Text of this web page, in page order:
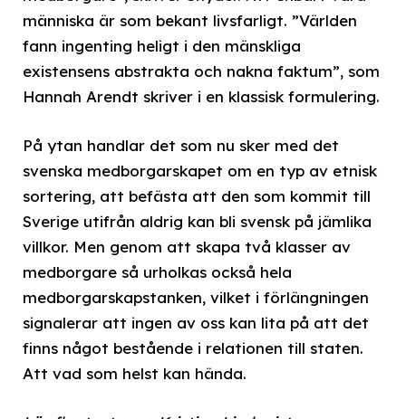
människa är som bekant livsfarligt. ”Världen
fann ingenting heligt i den mänskliga
existensens abstrakta och nakna faktum”, som
Hannah Arendt skriver i en klassisk formulering.
På ytan handlar det som nu sker med det
svenska medborgarskapet om en typ av etnisk
sortering, att befästa att den som kommit till
Sverige utifrån aldrig kan bli svensk på jämlika
villkor. Men genom att skapa två klasser av
medborgare så urholkas också hela
medborgarskapstanken, vilket i förlängningen
signalerar att ingen av oss kan lita på att det
finns något bestående i relationen till staten.
Att vad som helst kan hända.